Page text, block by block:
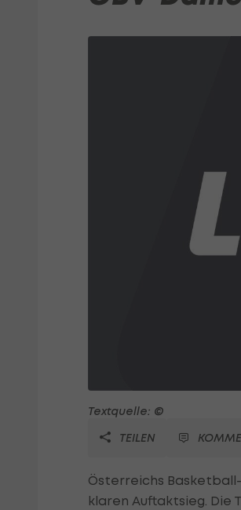
Textquelle: ©
TEILEN
Österreichs
klaren Auftaktsieg. Die